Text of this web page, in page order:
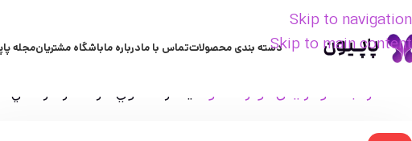
Skip to navigation
Skip to main contentدسته بندی محصولاتتماس با مادرباره ماباشگاه مشتریانمجله
مراقبت مو آرایش مو رنگ مو كيت رنگ موي فارما كالر فارماسي شماره 8.0